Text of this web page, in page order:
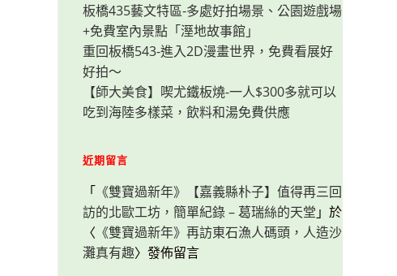
板橋435藝文特區-多處好拍場景、公園遊戲場
+免費室內景點「溼地故事館」
重回板橋543-進入2D漫畫世界，免費看展好
好拍～
【師大美食】喫尤鐵板燒-一人$300多就可以
吃到海陸多樣菜，飲料和湯免費供應
近期留言
「 《雙寶過新年》【嘉義縣朴子】值得再三回
訪的北歐工坊，簡單紀錄 – 葛瑞絲的天堂 」於
〈 《雙寶過新年》再訪東石漁人碼頭，人造沙
灘真有趣〉發佈留言